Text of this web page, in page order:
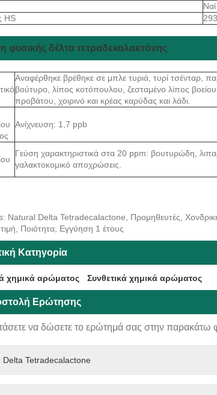
Ναί
HS
φυσικής δέλτα τετραδεκαλακτόνης
Αναφέρθηκε βρέθηκε σε μπλε τυριά, τυρί τσένταρ,
βούτυρο, λίπος κοτόπουλου, ζεσταμένο λίπος
προβάτου, χοιρινό και κρέας καρύδας και λάδι.
Ανίχνευση: 1,7 ppb
Γεύση χαρακτηριστικά στα 20 ppm: βουτυρώδη,
γαλακτοκομικό αποχρώσεις.
Natural Delta Tetradecalactone, Προμηθευτές,
Ποιότητα, Εγγύηση 1 έτους
Κατηγορία
χημικά αρώματος Συνθετικά χημικά αρώματος
Ερώτησης
να δώσετε το ερώτημά σας στην